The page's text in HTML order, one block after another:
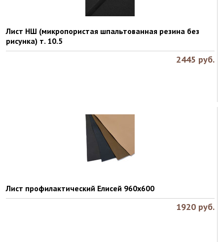
Лист НШ (микропористая шпальтованная резина без
рисунка) т. 10.5
2445 руб.
Лист профилактический Елисей 960х600
1920 руб.